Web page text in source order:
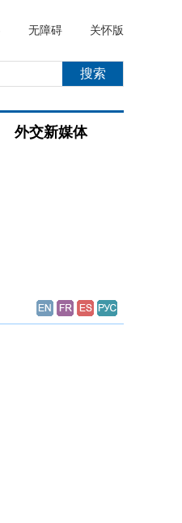
无障碍 关怀版
外交新媒体